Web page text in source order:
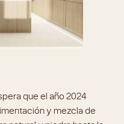
que el año 2024
y mezcla de